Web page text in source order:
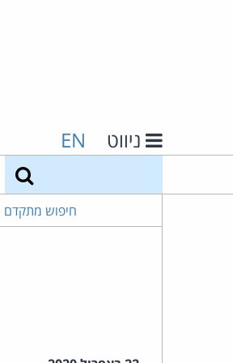
ניווט EN
חיפוש מתקדם